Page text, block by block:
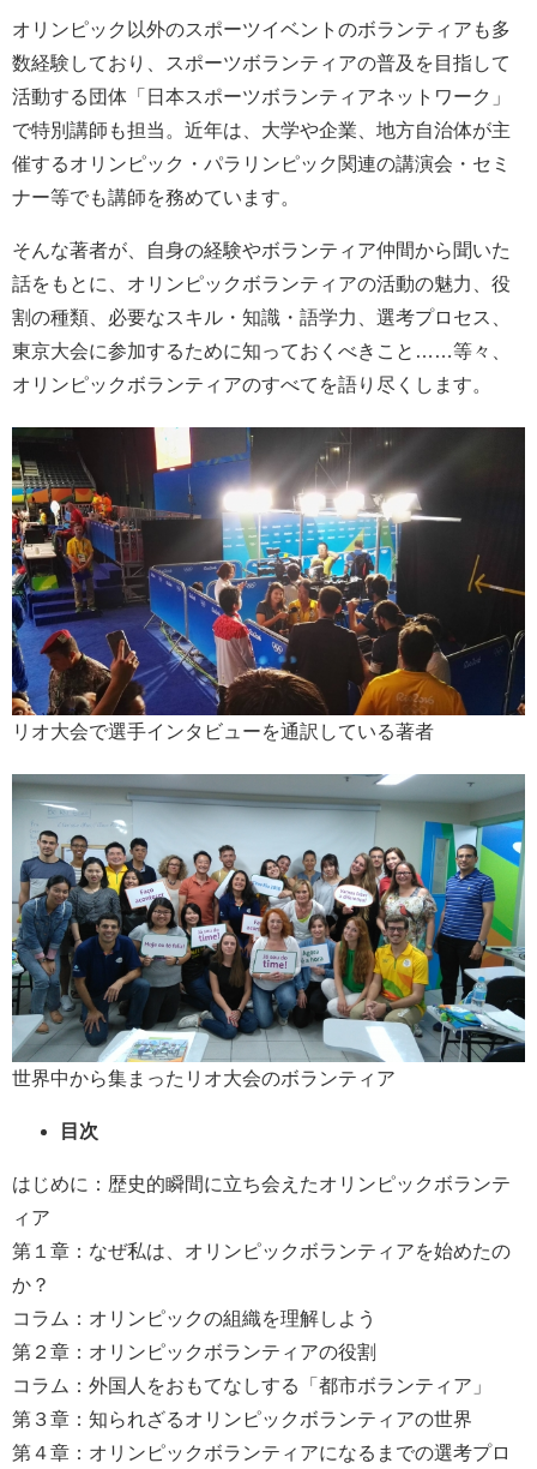
オリンピック以外のスポーツイベントのボランティアも多
数経験しており、スポーツボランティアの普及を目指して
活動する団体「日本スポーツボランティアネットワーク」
で特別講師も担当。近年は、大学や企業、地方自治体が主
催するオリンピック・パラリンピック関連の講演会・セミ
ナー等でも講師を務めています。
そんな著者が、自身の経験やボランティア仲間から聞いた
話をもとに、オリンピックボランティアの活動の魅力、役
割の種類、必要なスキル・知識・語学力、選考プロセス、
東京大会に参加するために知っておくべきこと……等々、
オリンピックボランティアのすべてを語り尽くします。
リオ大会で選手インタビューを通訳している著者
世界中から集まったリオ大会のボランティア
目次
はじめに：歴史的瞬間に立ち会えたオリンピックボランテ
ィア
第１章：なぜ私は、オリンピックボランティアを始めたの
か？
コラム：オリンピックの組織を理解しよう
第２章：オリンピックボランティアの役割
コラム：外国人をおもてなしする「都市ボランティア」
第３章：知られざるオリンピックボランティアの世界
第４章：オリンピックボランティアになるまでの選考プロ